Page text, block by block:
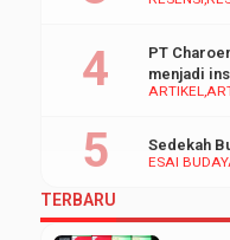
ARTIKEL
PT
menjadi
ESAI
Sedekah
TERBARU